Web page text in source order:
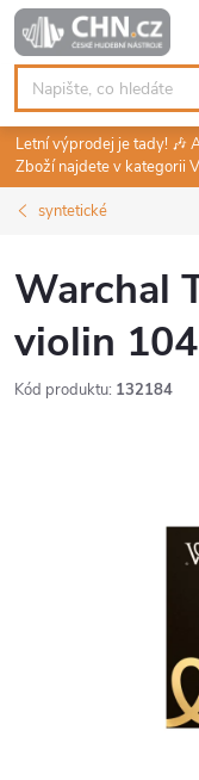
Přejít
na
obsah
Letní výprodej je tady! 🎶
Zboží najdete v kategorii
syntetické
Warchal
violin 104
Kód produktu: 132184